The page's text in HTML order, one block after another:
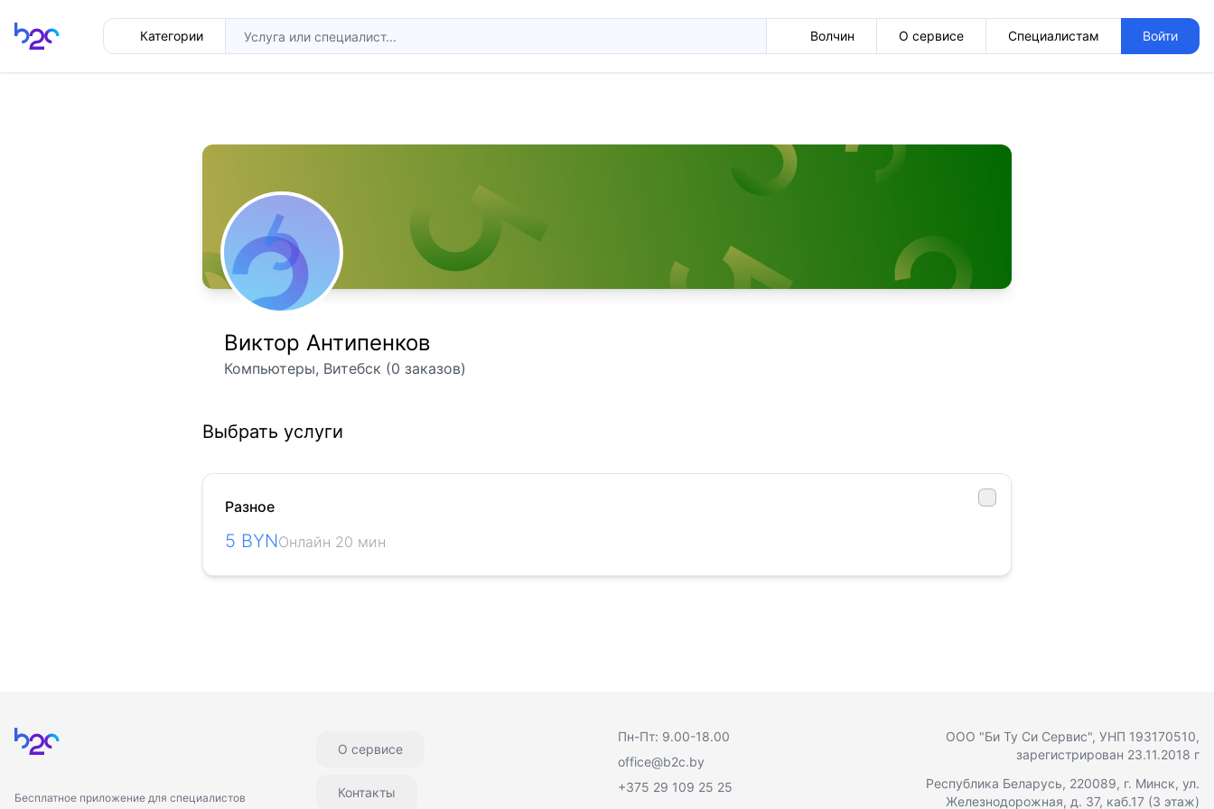
Главная Категории Волчин О сервисе Специалистам Войти
Виктор Антипенков
Компьютеры, Витебск (0 заказов)
Выбрать услуги
Разное
5 BYNОнлайн 20 мин
Главная
Бесплатное приложение для специалистов
Пн-Пт: 9.00-18.00
office@b2c.by
+375 29 109 25 25
О сервисе
Контакты
ООО "Би Ту Си Сервис", УНП 193170510,
зарегистрирован 23.11.2018 г
Республика Беларусь, 220089, г. Минск, ул.
Железнодорожная, д. 37, каб.17 (3 этаж)